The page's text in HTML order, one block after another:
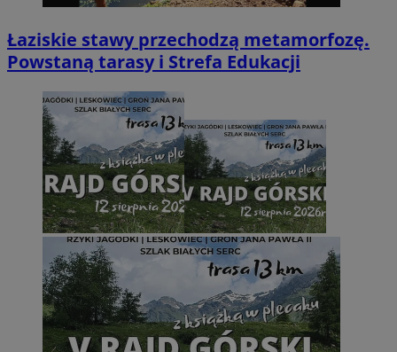
Łaziskie stawy przechodzą metamorfozę.
Powstaną tarasy i Strefa Edukacji